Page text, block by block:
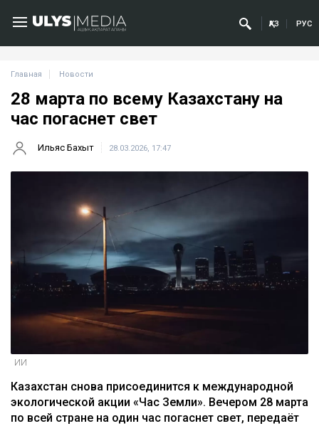
ҚАЗ РУС
Главная Новости
28 марта по всему Казахстану на
час погаснет свет
Ильяс Бахыт 28.03.2026, 17:47
ИИ
Казахстан снова присоединится к международной
экологической акции «Час Земли». Вечером 28 марта
по всей стране на один час погаснет свет, передаёт